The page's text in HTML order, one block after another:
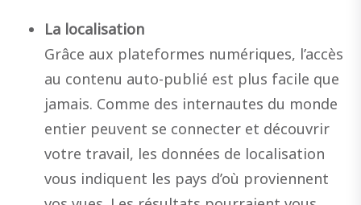
La localisation
Grâce aux plateformes numériques, l’accès
au contenu auto-publié est plus facile que
jamais. Comme des internautes du monde
entier peuvent se connecter et découvrir
votre travail, les données de localisation
vous indiquent les pays d’où proviennent